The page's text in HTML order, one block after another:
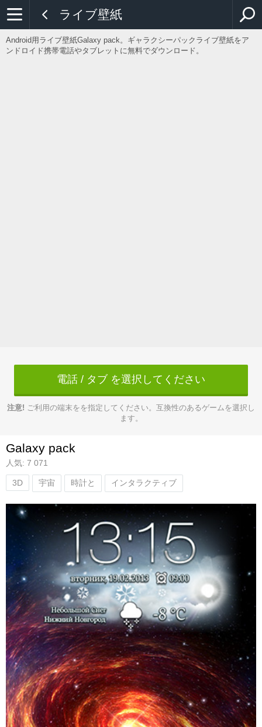
ライブ壁紙
Android用ライブ壁紙Galaxy pack。ギャラクシーパックライブ壁紙をア
ンドロイド携帯電話やタブレットに無料でダウンロード。
電話 / タブ を選択してください
注意! ご利用の端末をを指定してください。互換性のあるゲームを選択し
ます。
Galaxy pack
人気: 7 071
3D 宇宙 時計と インタラクティブ